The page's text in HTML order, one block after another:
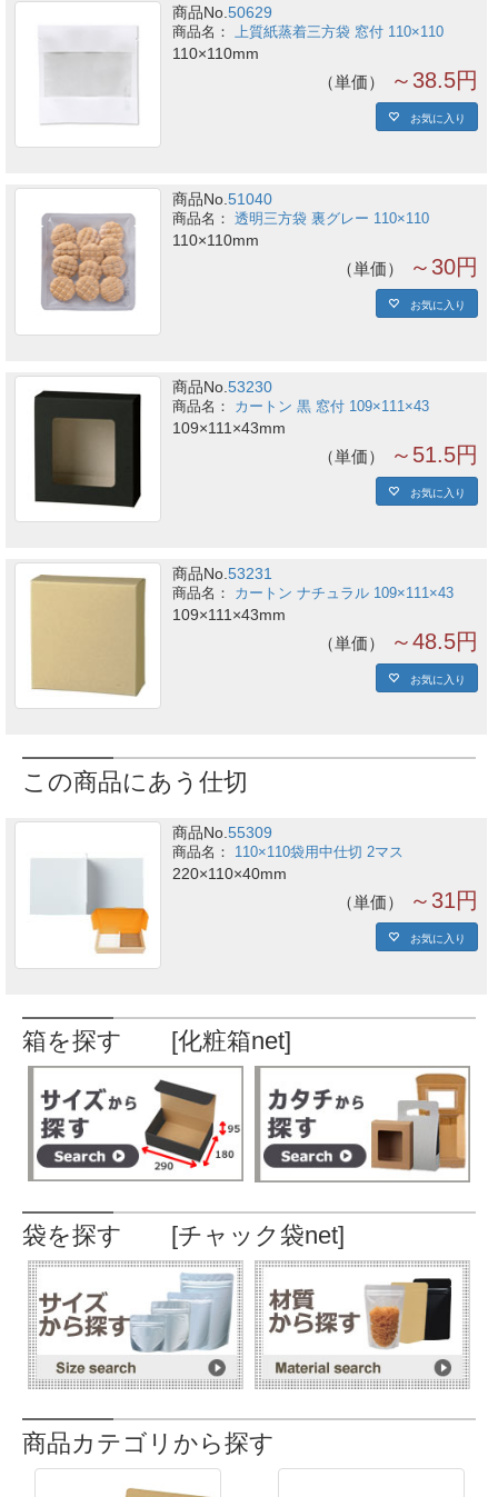
商品No.50629
上質紙蒸着三方袋 窓付 110×110
110×110mm
単価 ～38.5円
お気に入り
商品No.51040
透明三方袋 裏グレー 110×110
110×110mm
単価 ～30円
お気に入り
商品No.53230
カートン 黒 窓付 109×111×43
109×111×43mm
単価 ～51.5円
お気に入り
商品No.53231
カートン ナチュラル 109×111×43
109×111×43mm
単価 ～48.5円
お気に入り
この商品にあう仕切
商品No.55309
110×110袋用中仕切 2マス
220×110×40mm
単価 ～31円
お気に入り
箱を探す [化粧箱net]
袋を探す [チャック袋net]
商品カテゴリから探す